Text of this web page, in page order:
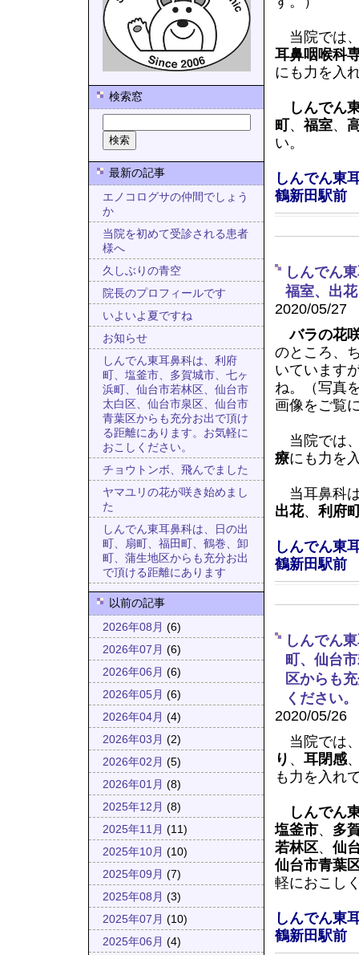
検索窓
最新の記事
エノコログサの仲間でしょう
か
当院を初めて受診される患者
様へ
久しぶりの青空
院長のプロフィールです
いよいよ夏ですね
お知らせ
しんでん東耳鼻科は、利府
町、塩釜市、多賀城市、七ヶ
浜町、仙台市若林区、仙台市
太白区、仙台市泉区、仙台市
青葉区からも充分お出で頂け
る距離にあります。お気軽に
おこしください。
チョウトンボ、飛んでました
ヤマユリの花が咲き始めまし
た
しんでん東耳鼻科は、日の出
町、扇町、福田町、鶴巻、卸
町、蒲生地区からも充分お出
で頂ける距離にあります
以前の記事
2026年08月 (6)
2026年07月 (6)
2026年06月 (6)
2026年05月 (6)
2026年04月 (4)
2026年03月 (2)
2026年02月 (5)
2026年01月 (8)
2025年12月 (8)
2025年11月 (11)
2025年10月 (10)
2025年09月 (7)
2025年08月 (3)
2025年07月 (10)
2025年06月 (4)
当院では
耳鼻咽喉科
にも力を入
しんでん
町、 福室、
い。
しんでん東
鶴新田駅前
しんでん
福室、出
2020/05/27
バラの花
のところ、
いています
ね。（写真
画像をご覧
当院では
療にも力を
当耳鼻科
出花、利府
しんでん東
鶴新田駅前
しんでん
町、仙台
区からも
ください。
2020/05/26
当院では
り 、 耳閉感
も力を入れ
しんでん
塩釜市、 多
若林区、 仙
仙台市青葉
軽におこし
しんでん東
鶴新田駅前